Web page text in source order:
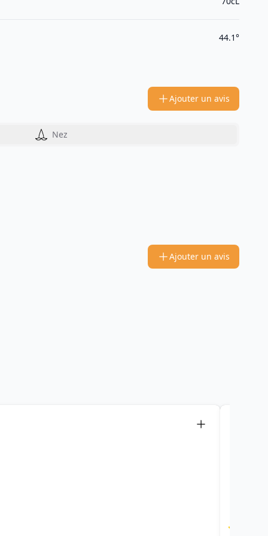
44.1°
Ajouter un avis
Nez
Ajouter un avis